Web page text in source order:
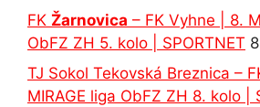
FK Žarnovica – FK Vyhne | 8.
ObFZ ZH 5. kolo | SPORTNET
TJ Sokol Tekovská Breznica –
MIRAGE liga ObFZ ZH 8. kolo |